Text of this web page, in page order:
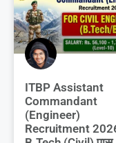
ITBP Assistant
Commandant
(Engineer)
Recruitment